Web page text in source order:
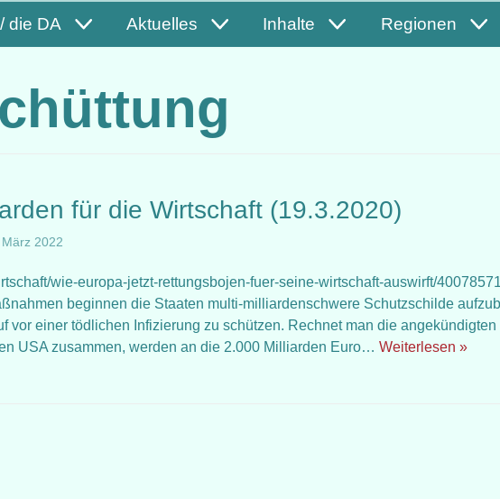
die DA Aktuelles Inhalte Regionen
für die Wirtschaft (19.3.2020)
2022
wie-europa-jetzt-rettungsbojen-fuer-seine-wirtschaft-auswirft/
beginnen die Staaten multi-milliardenschwere Schutzschilde
vor einer tödlichen Infizierung zu schützen. Rechnet man die
USA zusammen, werden an die 2.000 Milliarden Euro… Weiterlesen »